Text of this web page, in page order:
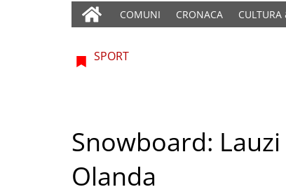
COMUNI CRONACA CULTURA
SPORT
Snowboard:
Olanda